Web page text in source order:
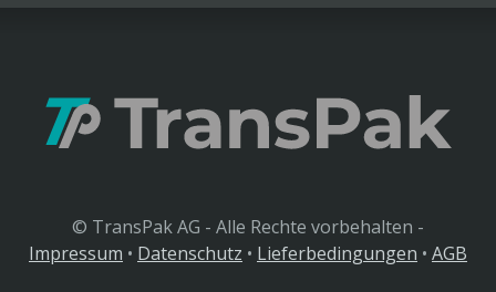
© TransPak AG - Alle Rechte vorbehalten -
Impressum • Datenschutz • Lieferbedingungen • AGB